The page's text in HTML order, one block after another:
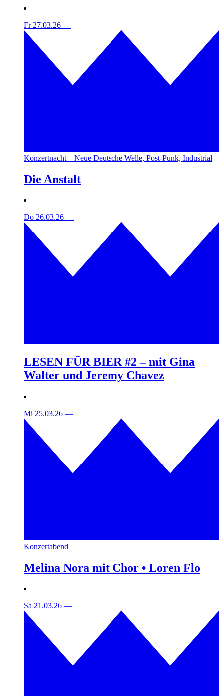
Fr 27.03.26 —
Konzertnacht – Neue Deutsche Welle, Post-Punk, Industrial
Die Anstalt
Do 26.03.26 —
LESEN FÜR BIER #2 – mit Gina
Walter und Jeremy Chavez
Mi 25.03.26 —
Konzertabend
Melina Nora mit Chor • Loren Flo
Sa 21.03.26 —